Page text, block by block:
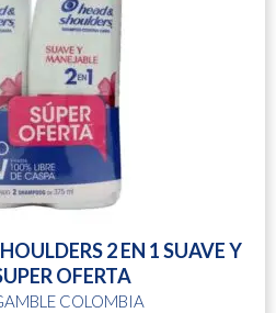
2 EN 1 SUAVE Y
OFERTA
COLOMBIA